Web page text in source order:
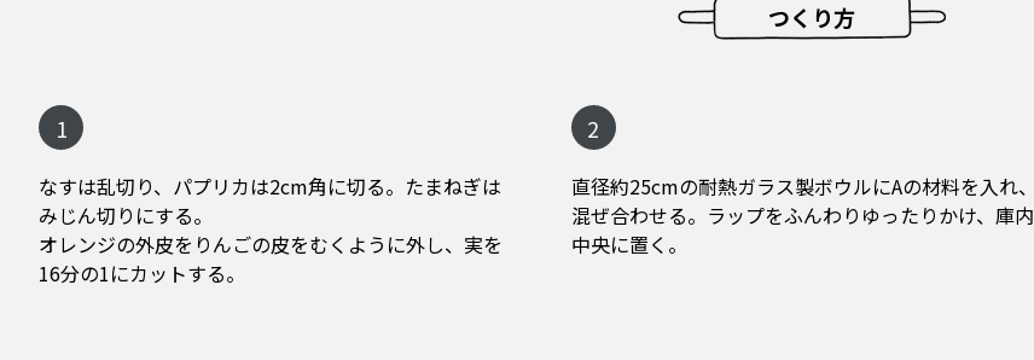
つくり方
1
なすは乱切り、パプリカは2cm角に切る。たまねぎは
みじん切りにする。
オレンジの外皮をりんごの皮をむくように外し、実を
16分の1にカットする。
2
直径約25cmの耐熱ガラス製ボウルにAの材料を入れ、
混ぜ合わせる。ラップをふんわりゆったりかけ、庫内
中央に置く。